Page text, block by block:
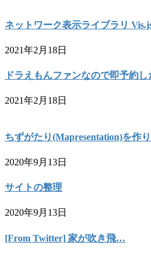
ネットワーク表示ライブラリ
2021年2月18日
ドラえもんファンなので即予約し
2021年2月18日
ちずがたり(Mapresentation)を作
2020年9月13日
サイトの整理
2020年9月13日
[From Twitter] 家が吹き飛…